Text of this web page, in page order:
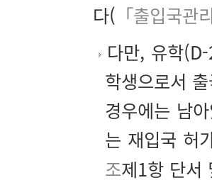
다( 「출입국
다만, 유학
학생으로서
경우에는 남
는 재입국 허
조제1항 단